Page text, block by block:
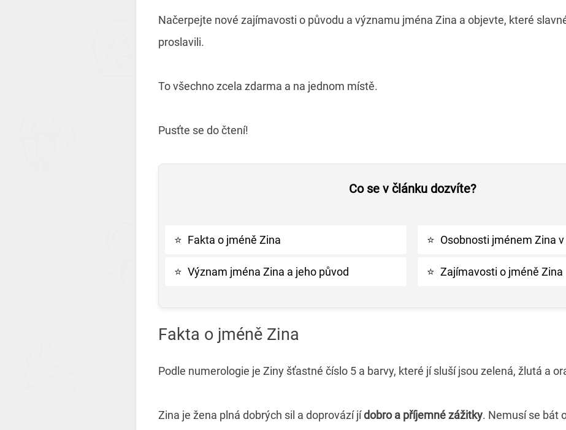
Načerpejte nové zajímavosti o původu a významu jména Zina a objevte, které
proslavili.
To všechno zcela zdarma a na jednom místě.
Pusťte se do čtení!
Co se v článku dozvíte?
⭐ Fakta o jméně Zina
⭐ Význam jména Zina a jeho původ
⭐ Osobnosti jménem Zina
⭐ Zajímavosti o jméně Zina
Fakta o jméně Zina
Podle numerologie je Ziny šťastné číslo 5 a barvy, které jí sluší jsou zelená, žlutá a
Zina je žena plná dobrých sil a doprovází jídobro a příjemné zážitky. Nemusí se bát